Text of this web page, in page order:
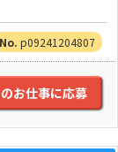
p09241204807
お仕事に応募